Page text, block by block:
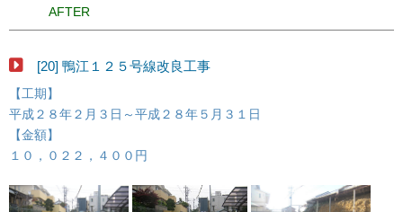
AFTER
[20] 鴨江１２５号線改良工事
【工期】
平成２８年２月３日～平成２８年５月３１日
【金額】
１０，０２２，４００円